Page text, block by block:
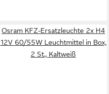
Osram KFZ-Ersatzleuchte 2x H4
12V 60/55W Leuchtmittel in Box,
2 St., Kaltweiß